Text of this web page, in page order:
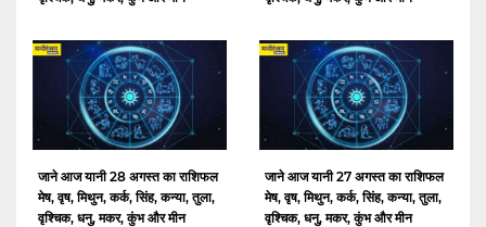
जाने आज यानी 28 अगस्त का राशिफल
मेष, वृष, मिथुन, कर्क, सिंह, कन्या, तुला,
वृश्चिक, धनु, मकर, कुंभ और मीन
जाने आज यानी 27 अगस्त का राशिफल
मेष, वृष, मिथुन, कर्क, सिंह, कन्या, तुला,
वृश्चिक, धनु, मकर, कुंभ और मीन